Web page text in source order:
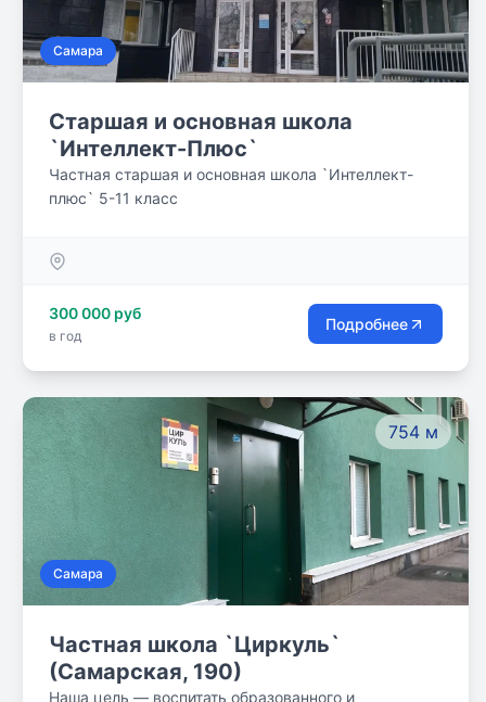
Самара
Старшая и основная школа
`Интеллект-Плюс`
Частная старшая и основная школа `Интеллект-
плюс` 5-11 класс
300 000 руб
в год
Подробнее
754 м
Самара
Частная школа `Циркуль`
(Самарская, 190)
Наша цель — воспитать образованного и